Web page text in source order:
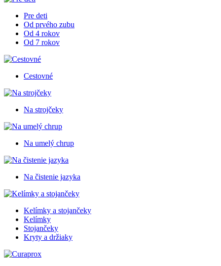
Pre deti
Od prvého zubu
Od 4 rokov
Od 7 rokov
Cestovné
Na strojčeky
Na umelý chrup
Na čistenie jazyka
Kelímky a stojančeky
Kelímky
Stojančeky
Kryty a držiaky